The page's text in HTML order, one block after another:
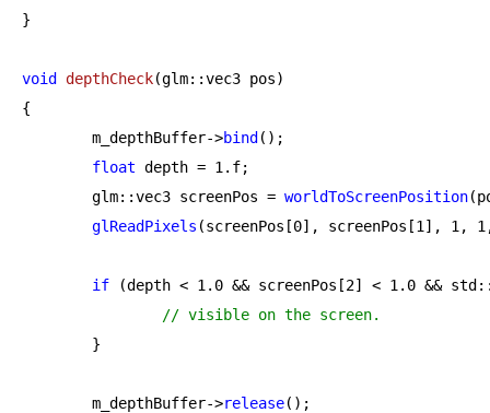
}
void depthCheck(glm::vec3 pos)
{
	m_depthBuffer->
bind ();
float depth = 1.f;
	glm::vec3 screenPos =
worldToScreenPosition
glReadPixels (screenPos[0], screenPos[1 ], 1 , 1
if (depth < 1.0 && screenPos[2] < 1.0 &&
// visible on the screen.
	m_depthBuffer->
release();